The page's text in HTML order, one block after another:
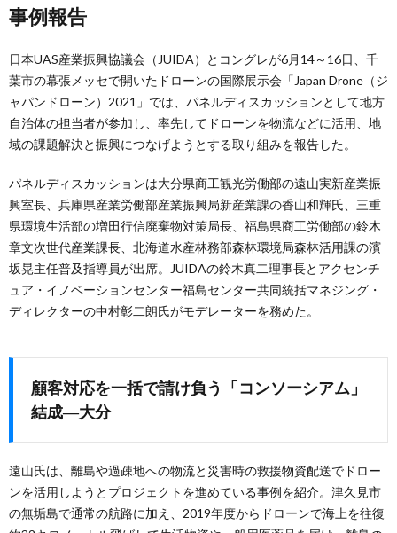
事例報告
日本UAS産業振興協議会（JUIDA）とコングレが6月14～16日、千
葉市の幕張メッセで開いたドローンの国際展示会「Japan Drone（ジ
ャパンドローン）2021」では、パネルディスカッションとして地方
自治体の担当者が参加し、率先してドローンを物流などに活用、地
域の課題解決と振興につなげようとする取り組みを報告した。
パネルディスカッションは大分県商工観光労働部の遠山実新産業振
興室長、兵庫県産業労働部産業振興局新産業課の香山和輝氏、三重
県環境生活部の増田行信廃棄物対策局長、福島県商工労働部の鈴木
章文次世代産業課長、北海道水産林務部森林環境局森林活用課の濱
坂晃主任普及指導員が出席。JUIDAの鈴木真二理事長とアクセンチ
ュア・イノベーションセンター福島センター共同統括マネジング・
ディレクターの中村彰二朗氏がモデレーターを務めた。
顧客対応を一括で請け負う「コンソーシアム」
結成―大分
遠山氏は、離島や過疎地への物流と災害時の救援物資配送でドロー
ンを活用しようとプロジェクトを進めている事例を紹介。津久見市
の無垢島で通常の航路に加え、2019年度からドローンで海上を往復